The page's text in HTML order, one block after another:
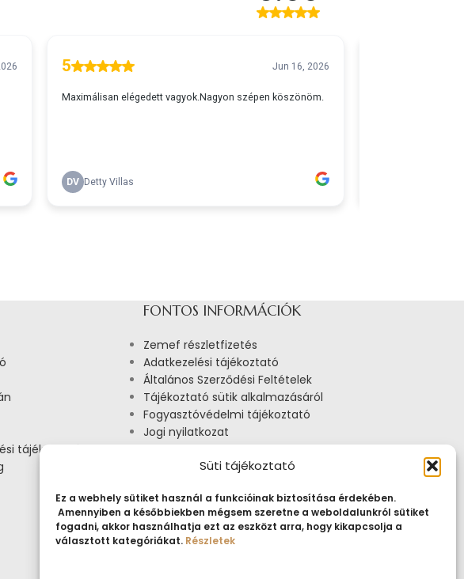
Süti tájékoztató
Ez a webhely sütiket használ a funkcióinak biztosítása érdekében.
Amennyiben a későbbiekben mégsem szeretne a weboldalunkról sütiket
fogadni, akkor használhatja ezt az eszközt arra, hogy kikapcsolja a
választott kategóriákat. Részletek
tájékoztató
FONTOS INFORMÁCIÓK
Zemef részletfizetés
Adatkezelési tájékoztató
Általános Szerződési Feltételek
Tájékoztató sütik alkalmazásáról
Fogyasztóvédelmi tájékoztató
Jogi nyilatkozat
Impresszum
Pályázatok